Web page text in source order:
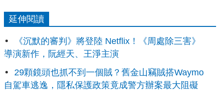
延伸閱讀
《沉默的審判》將登陸 Netflix！《周處除三害》
導演新作，阮經天、王淨主演
29顆鏡頭也抓不到一個賊？舊金山竊賊搭Waymo
自駕車逃逸，隱私保護政策竟成警方辦案最大阻礙